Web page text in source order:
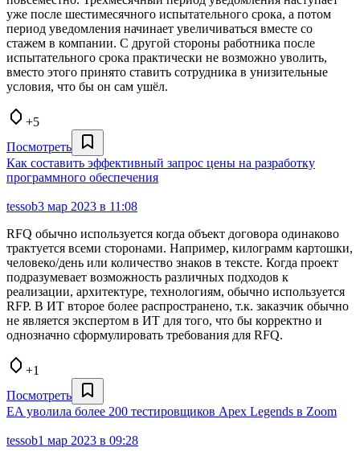
уже после шестимесячного испытательного срока, а потом
период уведомления начинает увеличиваться вместе со
стажем в компании. С другой стороны работника после
испытательного срока практически не возможно уволить,
вместо этого принято ставить сотрудника в унизительные
условия, что бы он сам ушёл.
+5
Посмотреть
Как составить эффективный запрос цены на разработку
программного обеспечения
tessob3 мар 2023 в 11:08
RFQ обычно используется когда объект договора одинаково
трактуется всеми сторонами. Например, килограмм картошки,
человеко/день или количество знаков в тексте. Когда проект
подразумевает возможность различных подходов к
реализации, архитектуре, технологиям, обычно используется
RFP. В ИТ второе более распространено, т.к. заказчик обычно
не является экспертом в ИТ для того, что бы корректно и
однозначно сформулировать требования для RFQ.
+1
Посмотреть
EA уволила более 200 тестировщиков Apex Legends в Zoom
tessob1 мар 2023 в 09:28